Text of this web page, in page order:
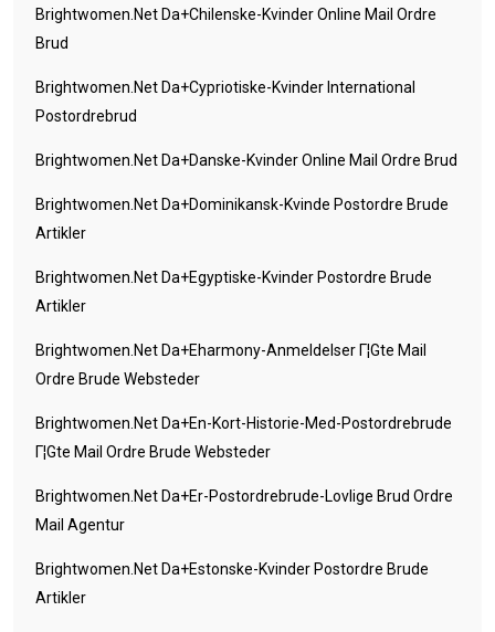
Brightwomen.net Da+chilenske-Kvinder Online Mail Ordre
Brud
Brightwomen.net Da+cypriotiske-Kvinder International
Postordrebrud
Brightwomen.net Da+danske-Kvinder Online Mail Ordre Brud
Brightwomen.net Da+dominikansk-Kvinde Postordre Brude
Artikler
Brightwomen.net Da+egyptiske-Kvinder Postordre Brude
Artikler
Brightwomen.net Da+eharmony-Anmeldelser Г¦gte Mail
Ordre Brude Websteder
Brightwomen.net Da+en-Kort-Historie-Med-Postordrebrude
Г¦gte Mail Ordre Brude Websteder
Brightwomen.net Da+er-Postordrebrude-Lovlige Brud Ordre
Mail Agentur
Brightwomen.net Da+estonske-Kvinder Postordre Brude
Artikler